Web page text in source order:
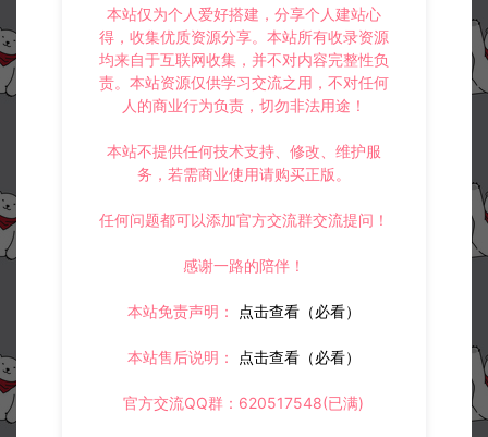
业用途，请大家不要用于商用！
侵权联系邮箱：32838727@qq.com
阿泽源码网 小游戏H5
三网H5休闲游戏【我智商爆表H5】12月
最新整理Linux手工服务端+Win一键服务端+逆向前端源码+解压即玩+简易
默认解压密码：www.lyzwlkj.vip
三网H5小游戏集合【福气满满27合一】12月最新整理Linux手工服务端+Win一键服务端+解压即玩+详细搭建教程
本站仅为个人爱好搭建，分享个人建站心
得，收集优质资源分享。本站所有收录资源
均来自于互联网收集，并不对内容完整性负
责。本站资源仅供学习交流之用，不对任何
人的商业行为负责，切勿非法用途！
本站不提供任何技术支持、修改、维护服
务，若需商业使用请购买正版。
任何问题都可以添加官方交流群交流提问！
感谢一路的陪伴！
本站免责声明： 点击查看（必看）
本站售后说明： 点击查看（必看）
官方交流QQ群：620517548(已满)